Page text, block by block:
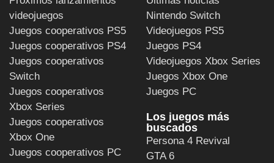
videojuegos
Juegos cooperativos PS5
Juegos cooperativos PS4
Juegos cooperativos
Switch
Juegos cooperativos
Xbox Series
Juegos cooperativos
Xbox One
Juegos cooperativos PC
Nintendo Switch
Videojuegos PS5
Juegos PS4
Videojuegos Xbox Series
Juegos Xbox One
Juegos PC
Los juegos más
buscados
Persona 4 Revival
GTA 6